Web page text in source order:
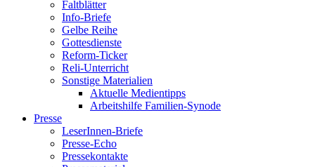
Faltblätter
Info-Briefe
Gelbe Reihe
Gottesdienste
Reform-Ticker
Reli-Unterricht
Sonstige Materialien
Aktuelle Medientipps
Arbeitshilfe Familien-Synode
Presse
LeserInnen-Briefe
Presse-Echo
Pressekontakte